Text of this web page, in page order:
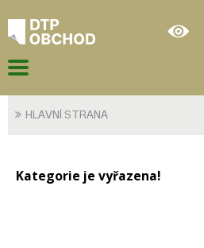
HLAVNÍ STRANA
Kategorie je vyřazena!